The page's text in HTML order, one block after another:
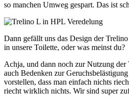
so manchen Umweg gespart. Das ist
Dann gefällt uns das Design der
in unsere Toilette, oder was meinst du?
Achja, und dann noch zur Nutzung
auch Bedenken zur
vorstellen, dass man einfach nichts
riecht wirklich nichts. Wir sind super